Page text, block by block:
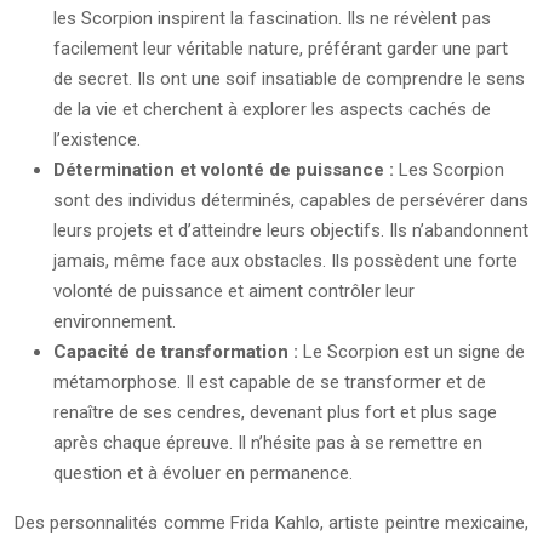
les Scorpion inspirent la fascination. Ils ne révèlent pas
facilement leur véritable nature, préférant garder une part
de secret. Ils ont une soif insatiable de comprendre le sens
de la vie et cherchent à explorer les aspects cachés de
l’existence.
Détermination et volonté de puissance : Les Scorpion
sont des individus déterminés, capables de persévérer dans
leurs projets et d’atteindre leurs objectifs. Ils n’abandonnent
jamais, même face aux obstacles. Ils possèdent une forte
volonté de puissance et aiment contrôler leur
environnement.
Capacité de transformation : Le Scorpion est un signe de
métamorphose. Il est capable de se transformer et de
renaître de ses cendres, devenant plus fort et plus sage
après chaque épreuve. Il n’hésite pas à se remettre en
question et à évoluer en permanence.
Des personnalités comme Frida Kahlo, artiste peintre mexicaine,